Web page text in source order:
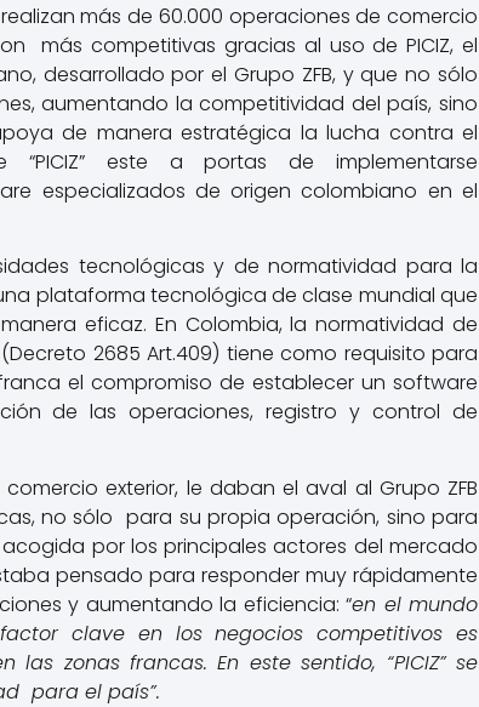
más de 60.000 operaciones de comercio
más competitivas gracias al uso de PICIZ, el
desarrollado por el Grupo ZFB, y que no sólo
aumentando la competitividad del país, sino
de manera estratégica la lucha contra el
“PICIZ” este a portas de implementarse
especializados de origen colombiano en el
tecnológicas y de normatividad para la
plataforma tecnológica de clase mundial que
eficaz. En Colombia, la normatividad de
2685 Art.409) tiene como requisito para
el compromiso de establecer un software
de las operaciones, registro y control de
exterior, le daban el aval al Grupo ZFB
no sólo para su propia operación, sino para
por los principales actores del mercado
pensado para responder muy rápidamente
y aumentando la eficiencia: “en el mundo
clave en los negocios competitivos es
zonas francas. En este sentido, “PICIZ” se
para el país”.